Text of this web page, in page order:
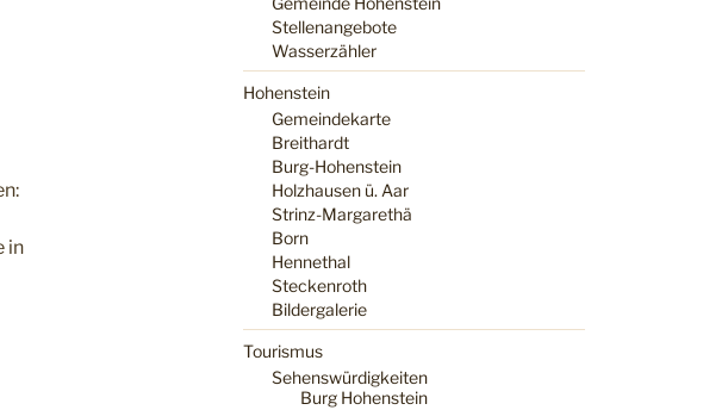
in
Stellenangebote
Wasserzähler
Hohenstein
Gemeindekarte
Breithardt
Burg-Hohenstein
Holzhausen ü. Aar
Strinz-Margarethä
Born
Hennethal
Steckenroth
Bildergalerie
Tourismus
Sehenswürdigkeiten
Burg Hohenstein